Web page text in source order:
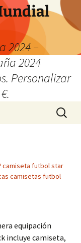
2024 –
2024
Personalizar
Buscar:
camiseta futbol star
camisetas futbol
equipación
incluye camiseta,